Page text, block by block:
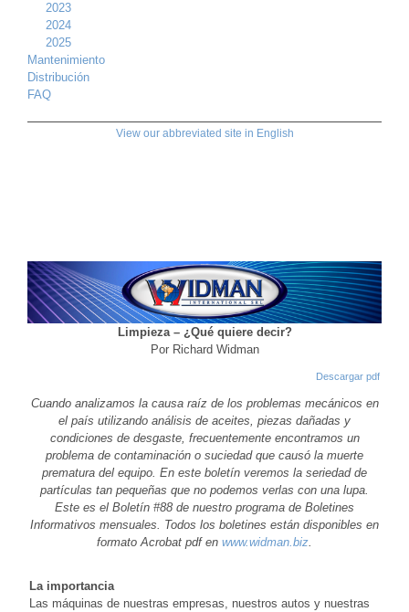
2023
2024
2025
Mantenimiento
Distribución
FAQ
View our abbreviated site in English
Limpieza – ¿Qué quiere decir?
Por Richard Widman
Descargar pdf
Cuando analizamos la causa raíz de los problemas mecánicos en
el país utilizando análisis de aceites, piezas dañadas y
condiciones de desgaste, frecuentemente encontramos un
problema de contaminación o suciedad que causó la muerte
prematura del equipo. En este boletín veremos la seriedad de
partículas tan pequeñas que no podemos verlas con una lupa.
Este es el Boletín #88 de nuestro programa de Boletines
Informativos mensuales. Todos los boletines están disponibles en
formato Acrobat pdf en www.widman.biz
La importancia
Las máquinas de nuestras empresas, nuestros autos y nuestras